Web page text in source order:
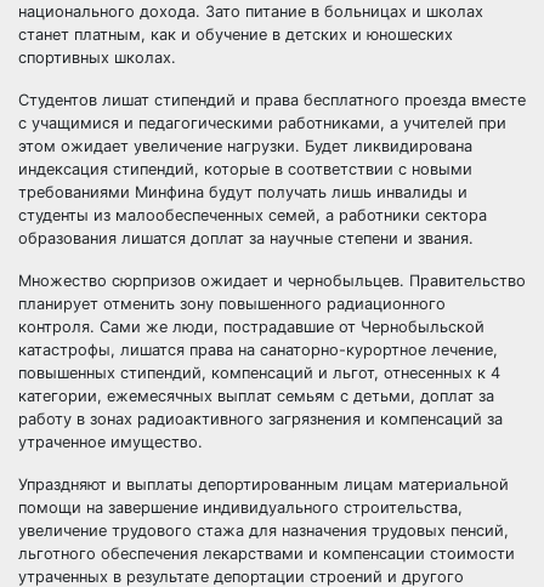
национального дохода. Зато питание в больницах и школах
станет платным, как и обучение в детских и юношеских
спортивных школах.
Студентов лишат стипендий и права бесплатного проезда вместе
с учащимися и педагогическими работниками, а учителей при
этом ожидает увеличение нагрузки. Будет ликвидирована
индексация стипендий, которые в соответствии с новыми
требованиями Минфина будут получать лишь инвалиды и
студенты из малообеспеченных семей, а работники сектора
образования лишатся доплат за научные степени и звания.
Множество сюрпризов ожидает и чернобыльцев. Правительство
планирует отменить зону повышенного радиационного
контроля. Сами же люди, пострадавшие от Чернобыльской
катастрофы, лишатся права на санаторно-курортное лечение,
повышенных стипендий, компенсаций и льгот, отнесенных к 4
категории, ежемесячных выплат семьям с детьми, доплат за
работу в зонах радиоактивного загрязнения и компенсаций за
утраченное имущество.
Упраздняют и выплаты депортированным лицам материальной
помощи на завершение индивидуального строительства,
увеличение трудового стажа для назначения трудовых пенсий,
льготного обеспечения лекарствами и компенсации стоимости
утраченных в результате депортации строений и другого